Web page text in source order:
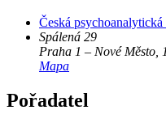
Česká psychoanalytická
Spálená 29
Praha 1 – Nové Město,
Mapa
Pořadatel